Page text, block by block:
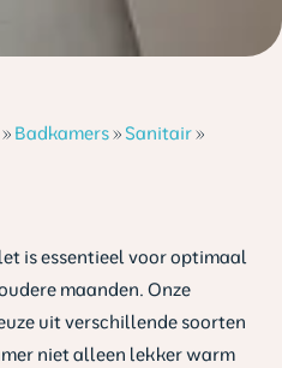
» Badkamers» Sanitair»
is essentieel voor optimaal
maanden. Onze
uit verschillende soorten
niet alleen lekker warm